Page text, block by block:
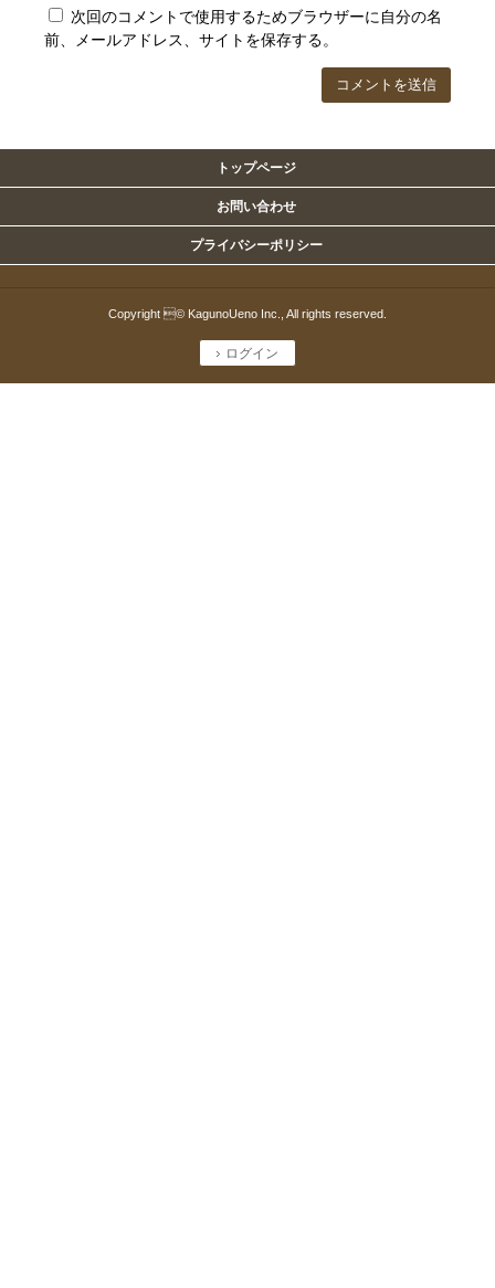
次回のコメントで使用するためブラウザーに自分の名
前、メールアドレス、サイトを保存する。
トップページ
お問い合わせ
プライバシーポリシー
Copyright © KagunoUeno Inc., All rights reserved.
ログイン